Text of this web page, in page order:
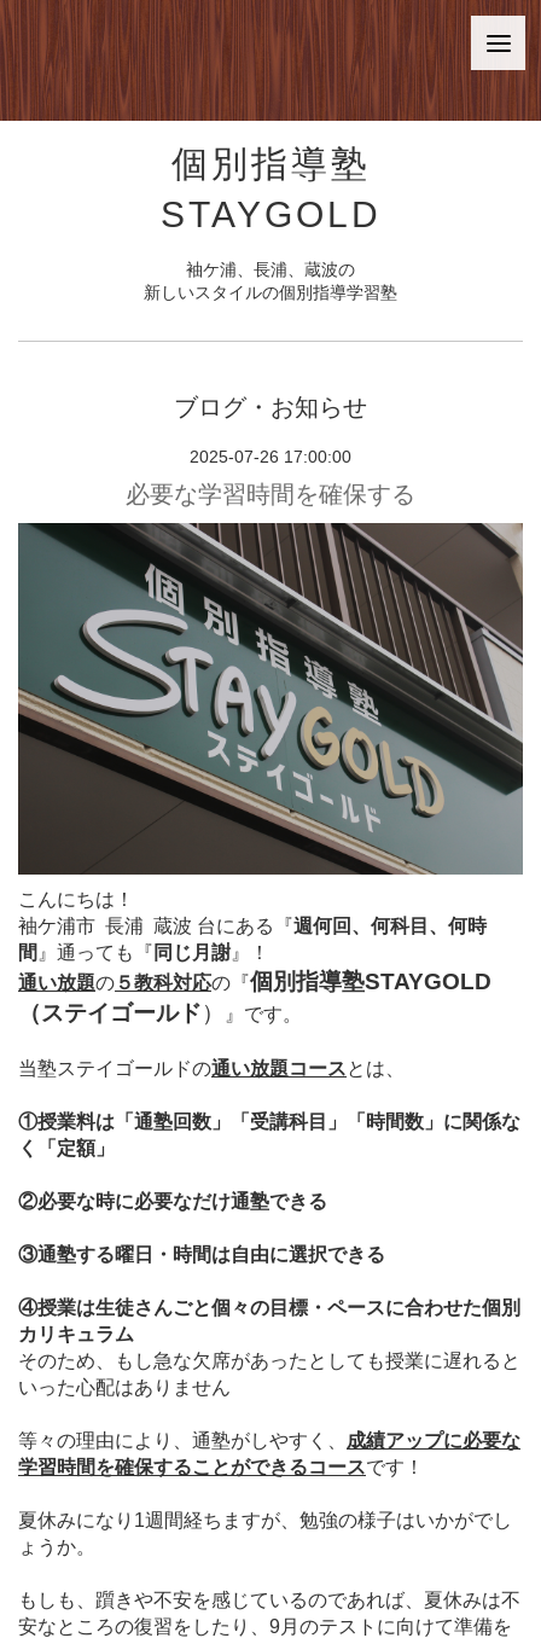
個別指導塾
STAYGOLD
袖ケ浦、長浦、蔵波の
新しいスタイルの個別指導学習塾
ブログ・お知らせ
2025-07-26 17:00:00
必要な学習時間を確保する
こんにちは！
袖ケ浦市 長浦 蔵波 台にある
『週何回、何科目、何時
間 』通っても 『 同じ月謝 』！
通い放題の ５教科対応の 『個別指導塾STAYGOLD
（ステイゴールド） 』 です。
当塾ステイゴールドの通い放題コースとは、
①授業料は「通塾回数」「受講科目」「時間数」に関係な
く「定額」
②必要な時に必要なだけ通塾できる
③通塾する曜日・時間は自由に選択できる
④授業は生徒さんごと個々の目標・ペースに合わせた個別
カリキュラム
そのため、もし急な欠席があったとしても授業に遅れると
いった心配はありません
等々の理由により、通塾がしやすく、 成績アップに必要な
学習時間を確保することができるコースです！
夏休みになり1週間経ちますが、勉強の様子はいかがでし
ょうか。
もしも、躓きや不安を感じているのであれば、 夏休みは不
安なところの復習をしたり、9月のテストに向けて準備を